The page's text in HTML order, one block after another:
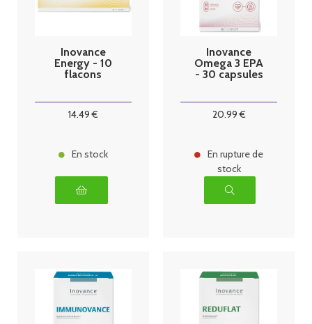
Inovance
Energy - 10
flacons
14.49 €
En stock
Inovance
Omega 3 EPA
- 30 capsules
20.99€
En rupture de
stock